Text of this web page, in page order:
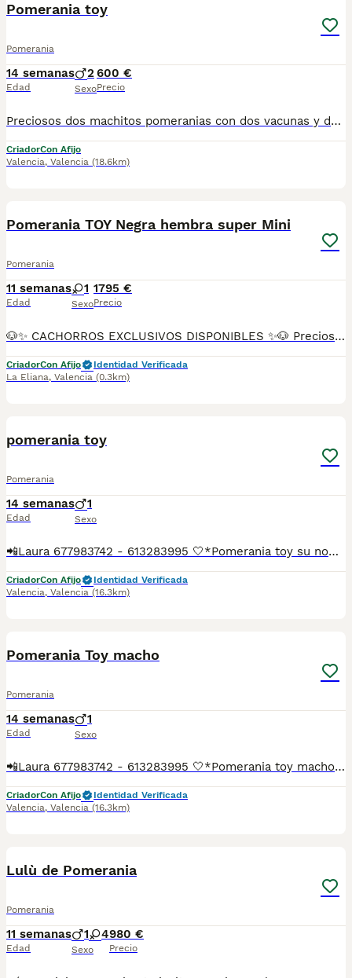
Pomerania toy
Pomerania
14 semanas
Edad
2
Sexo
600 €
Precio
Preciosos dos machitos pomeranias con dos vacunas y desparasitaciones correspondientes a su edad muy cariñosas y juguetones listos para entregar criados en ambiente familiar
CriadorCon Afijo
Valencia, Valencia (18.6km)
Pomerania TOY Negra hembra super Mini
Pomerania
11 semanas
Edad
1
Sexo
1795 €
Precio
🐶✨ CACHORROS EXCLUSIVOS DISPONIBLES ✨🐶 Preciosos cachorros criados en ambiente familiar, rodeados de amor y cuidados desde el primer día ❤️ Totalmente socializados, cariñosos y acostumbrados al contacto con personas. 📦 Se entregan con todas las garantías: ✔️ Cartilla sanitaria ✔️ Vacunación al día 💉 ✔️ Desparasitación completa ✅ ✔️ Garantía vírica 😷 ✔️ Garantía congénita 👌 ✔️ Contrato de entrega ✍️ 📸 Síguenos en Instagram: @fincapaunais para ver fotos y vídeos reales ⚠️ Disponibilidad limitada ⚠️ Se reservan rápido. 📲 Contacto directo por WhatsApp: 671 454 202 Solo personas responsables
CriadorCon Afijo
Identidad Verificada
La Eliana, Valencia (0.3km)
pomerania toy
Pomerania
14 semanas
Edad
1
Sexo
📲Laura 677983742 - 613283995 🤍*Pomerania toy su nombre es Toro*🤍 ¿Buscas un nuevo compañero para tu hogar? ❤️ Tenemos preciosos cachorros listos para encontrar una familia responsable. ✅ Vacunados ✅ Desparasitados ✅ Cartilla sanitaria ✅ Garantías incluidas ✅ Máxima atención y cuidado Se hacen envíos a toda España: Andalucía: Almería, Cádiz, Córdoba, Granada, Huelva, Jaén, Málaga, Sevilla.Aragón: Huesca, Teruel, Zaragoza.Asturias: Oviedo.Baleares: Palma.Canarias: Las Palmas de Gran Canaria, Santa Cruz de Tenerife.Cantabria: Santander.Castilla-La Mancha: Albacete, Ciudad Real, Cuenca, Guadalajara, Toledo.Castilla y León: Ávila, Burgos, León, Palencia, Salamanca, Segovia, Soria, Valladolid, Zamora.Cataluña: Barcelona, Gerona (Girona), Lérida (Lleida), Tarragona.Comunidad Valenciana: Alicante, Castellón de la Plana, Valencia.Extremadura: Badajoz, Cáceres.Galicia: La Coruña (A Coruña), Lugo, Orense (Ourense), Pontevedra.La Rioja: Logroño.Madrid: Madrid.Murcia: Murcia.Navarra: Pamplona.País Vasco: Bilbao (Vizcaya), San Sebastián (Guipúzcoa), Vitoria (Álava). 🐾 Cachorros sanos, sociables y criados con mucho cariño. 📲 ¡Pregunta sin compromiso por disponibilidad, fotos y precios por mensaje privado!
CriadorCon Afijo
Identidad Verificada
Valencia, Valencia (16.3km)
Pomerania Toy macho
Pomerania
14 semanas
Edad
1
Sexo
📲Laura 677983742 - 613283995 🤍*Pomerania toy macho su nombre Choky*🤍 ¿Buscas un nuevo compañero para tu hogar? ❤️ Tenemos preciosos cachorros listos para encontrar una familia responsable. ✅ Vacunados ✅ Desparasitados ✅ Cartilla sanitaria ✅ Garantías incluidas ✅ Máxima atención y cuidado Se hacen envíos a toda España: Andalucía: Almería, Cádiz, Córdoba, Granada, Huelva, Jaén, Málaga, Sevilla.Aragón: Huesca, Teruel, Zaragoza.Asturias: Oviedo.Baleares: Palma.Canarias: Las Palmas de Gran Canaria, Santa Cruz de Tenerife.Cantabria: Santander.Castilla-La Mancha: Albacete, Ciudad Real, Cuenca, Guadalajara, Toledo.Castilla y León: Ávila, Burgos, León, Palencia, Salamanca, Segovia, Soria, Valladolid, Zamora.Cataluña: Barcelona, Gerona (Girona), Lérida (Lleida), Tarragona.Comunidad Valenciana: Alicante, Castellón de la Plana, Valencia.Extremadura: Badajoz, Cáceres.Galicia: La Coruña (A Coruña), Lugo, Orense (Ourense), Pontevedra.La Rioja: Logroño.Madrid: Madrid.Murcia: Murcia.Navarra: Pamplona.País Vasco: Bilbao (Vizcaya), San Sebastián (Guipúzcoa), Vitoria (Álava). 🐾 Cachorros sanos, sociables y criados con mucho cariño. 📲 ¡Pregunta sin compromiso por disponibilidad, fotos y precios por mensaje privado!
CriadorCon Afijo
Identidad Verificada
Valencia, Valencia (16.3km)
Lulù de Pomerania
Pomerania
11 semanas
Edad
1 4
Sexo
980 €
Precio